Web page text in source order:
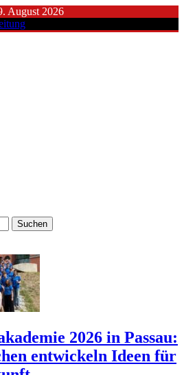
August 2026
2026 in Passau:
entwickeln Ideen für